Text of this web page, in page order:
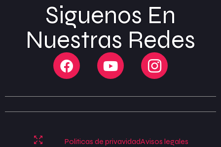
Siguenos En
Nuestras Redes
Politicas de privavidadAvisos legales